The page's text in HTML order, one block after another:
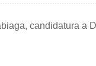
candidatura a